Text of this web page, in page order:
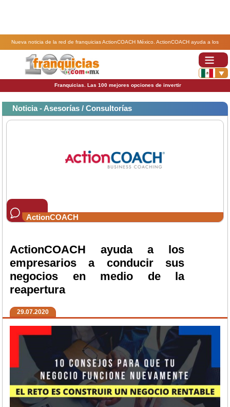
Nueva noticia de la red de franquicias ActionCOACH México. ActionCOACH ayuda a los
empresarios a conducir sus negocios en medio de la reapertura.
Franquicias. Las 100 mejores opciones de invertir
Noticia - Asesorías / Consultorías
ActionCOACH
ActionCOACH ayuda a los
empresarios a conducir sus
negocios en medio de la
reapertura
29.07.2020